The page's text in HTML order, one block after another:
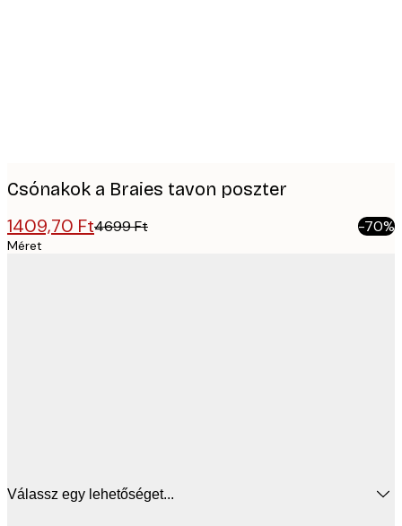
Csónakok a Braies tavon poszter
1409,70 Ft4699 Ft -70%
Méret
Válassz egy lehetőséget...